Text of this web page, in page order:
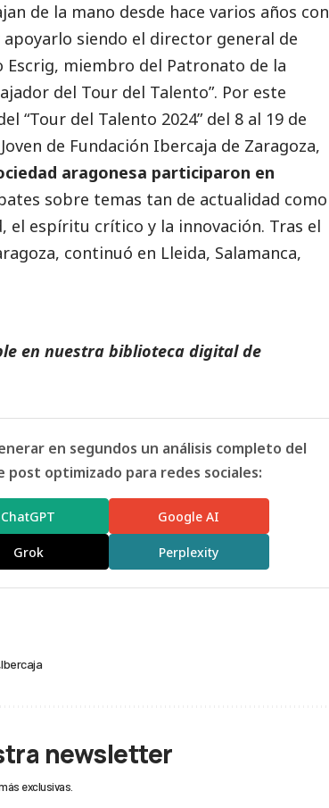
de la mano desde hace varios años con
siendo el director general de
Escrig, miembro del Patronato de la
del Tour del Talento”. Por este
“Tour del Talento 2024” del 8 al 19 de
de Fundación Ibercaja de Zaragoza,
aragonesa participaron en
sobre temas tan de actualidad como
espíritu crítico y la innovación. Tras el
continuó en Lleida, Salamanca,
en nuestra biblioteca digital de
en segundos un análisis completo del
optimizado para redes sociales:
ChatGPT Google AI
Grok Perplexity
Ibercaja
newsletter
exclusivas.